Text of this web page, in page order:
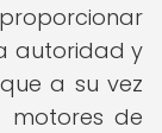
autoridad y
a su vez
motores de